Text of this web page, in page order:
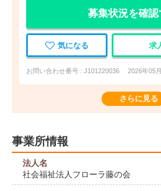
募集状況を確認
気になる 求
お問い合わせ番号 : J101220036 2026年05
さらに見る
事業所情報
法人名
社会福祉法人フローラ藤の会